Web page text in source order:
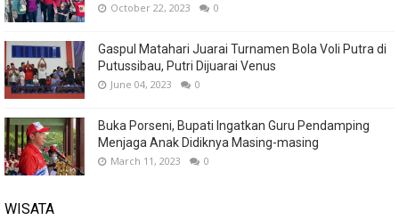
October 22, 2023 0
Gaspul Matahari Juarai Turnamen Bola Voli Putra di
Putussibau, Putri Dijuarai Venus
June 04, 2023 0
Buka Porseni, Bupati Ingatkan Guru Pendamping
Menjaga Anak Didiknya Masing-masing
March 11, 2023 0
WISATA